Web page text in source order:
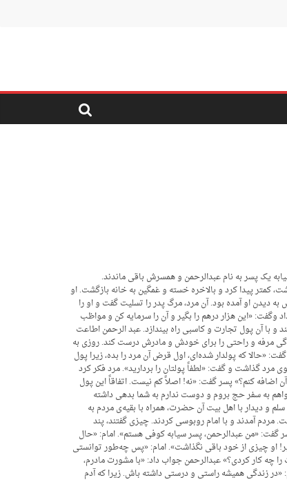
یک پسر به نام عبدالرحمن و همسرش باقی ماندند.
کمتر پیدا کرد و بالاخره خسته و غمگین به خانه بازگشت. او
دیدن او آمده بود. آن مرد، مرگ پدر را تسلیت گفت و او را
وگفت: «این هزار درهم را بگیر و آن را سرمایه کن و مواظب
با آن پول تجارت و کاسبی راه بیندازد. عبد الرحمن اطاعت
مرفه و راحتی را برای خودش و مادرش درست کند. روزی به
«حالا که پولدار شده‌ای، اول قرض آن مرد را بده، زیرا پول
گذاشت و گفت: «لطفاً پولتان را بردارید». مرد فکر کرد
اضافه کنم؟» پسر گفت: «نه! اصلاً کم نیست. اتفاقاً این پول
به سفر حج بروم و دوست ندارم به شما بدهی داشته
و دیدار با اهل بیت آن حضرت، همراه با بقیه‌ی مردم به
آمدند و با امام روبوسی کردند. چیزی گفتند، پند
گفت: «من عبدالرحمن، پسر سیابه کوفی هستم». امام: «حال
او چیزی از خود باقی نگذاشت». امام: «پس چه‌طور توانستی
چه کار کردی؟» عبدالرحمن جواب داد: «با مشورت مادرم،
زندگی همیشه راستی و درستی داشته باش. زیرا که آدم